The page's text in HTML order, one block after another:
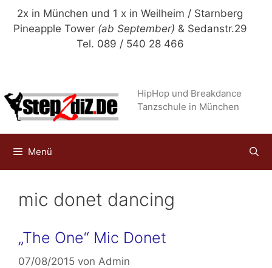
Zum
Inhalt
2x in München und 1 x in Weilheim / Starnberg
Pineapple Tower (ab September) & Sedanstr.29
Tel. 089 / 540 28 466
HipHop und Breakdance
Tanzschule in München
Menü
mic donet dancing
„The One“ Mic Donet
07/08/2015 von Admin